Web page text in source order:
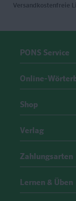
Versandkostenfreie
PONS Service
Online-
Shop
Verlag
Zahlungsarten
Lernen & Üben